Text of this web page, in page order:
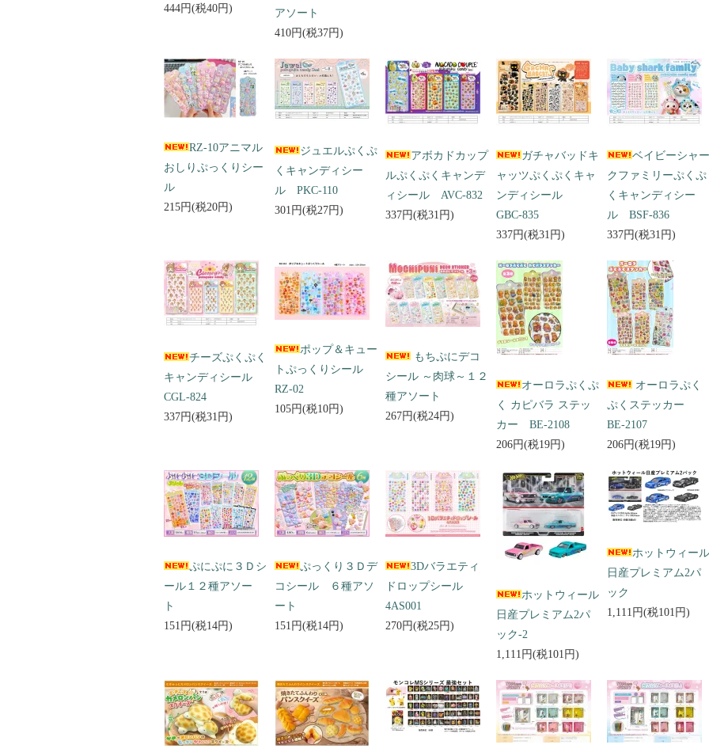
444円(税40円)
アソート
410円(税37円)
RZ-10アニマル
おしりぷっくりシー
ル
215円(税20円)
ジュエルぷくぷ
くキャンディシー
ル PKC-110
301円(税27円)
アボカドカップ
ルぷくぷくキャンデ
ィシール AVC-832
337円(税31円)
ガチャバッドキ
ャッツぷくぷくキャ
ンディシール
GBC-835
337円(税31円)
ベイビーシャー
クファミリーぷくぷ
くキャンディシー
ル BSF-836
337円(税31円)
チーズぷくぷく
キャンディシール
CGL-824
337円(税31円)
ポップ＆キュー
トぷっくりシール
RZ-02
105円(税10円)
もちぷにデコ
シール ～肉球～１２
種アソート
267円(税24円)
オーロラぷくぷ
く カピバラ ステッ
カー BE-2108
206円(税19円)
オーロラぷく
ぷくステッカー
BE-2107
206円(税19円)
ぷにぷに３Ｄシ
ール１２種アソー
ト
151円(税14円)
ぷっくり３Ｄデ
コシール ６種アソ
ート
151円(税14円)
3Dバラエティ
ドロップシール
4AS001
270円(税25円)
ホットウィール
日産プレミアム2パ
ック-2
1,111円(税101円)
ホットウィール
日産プレミアム2パ
ック
1,111円(税101円)